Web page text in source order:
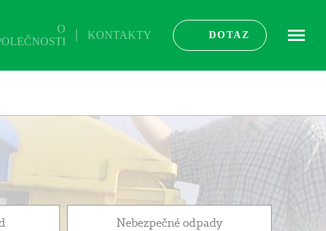
O
KONTAKTY DOTAZ ME
Nebezpečné odpady